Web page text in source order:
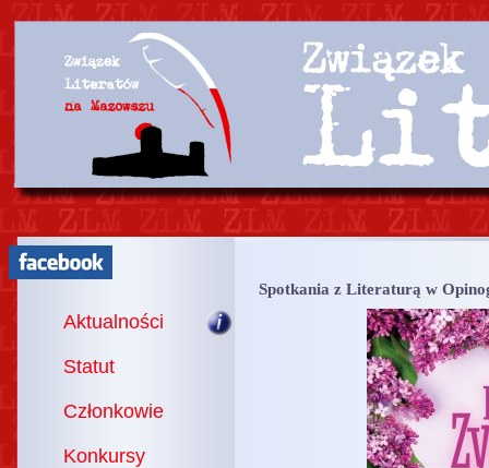
Aktualności
Statut
Członkowie
Konkursy
Spotkania z Literaturą w